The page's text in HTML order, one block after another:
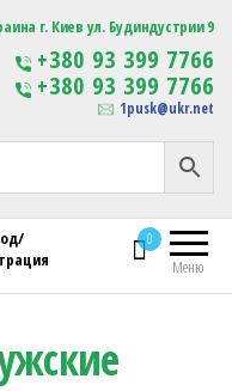
Изготовление
сувенирной продукции
с логотипом
г. Киев ул. Будиндустрии 9
+380 93 399 7766
+380 93 399 7766
1pusk@ukr.net
Меню
0